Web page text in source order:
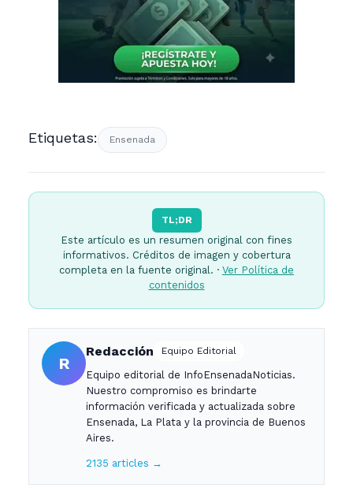
Etiquetas: Ensenada
TL;DR
Este artículo es un resumen original con fines
informativos. Créditos de imagen y cobertura
completa en la fuente original. · Ver Política de
contenidos
R
Redacción Equipo Editorial
Equipo editorial de InfoEnsenadaNoticias.
Nuestro compromiso es brindarte
información verificada y actualizada sobre
Ensenada, La Plata y la provincia de Buenos
Aires.
2135 articles →